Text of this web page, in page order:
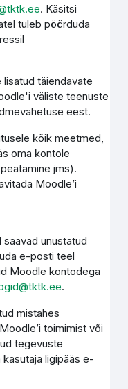
. Käsitsi
tuleb pöörduda
lisatud täiendavate
väliste teenuste
eest.
kõik meetmed,
oma kontole
jms).
Moodle’i
unustatud
e-posti teel
Moodle kontodega
.
mistahes
toimimist või
tegevuste
ligipääs e-